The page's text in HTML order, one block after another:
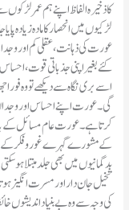
کا ذخیرہ الفاظ اپنے ہم عمر
لڑکیوں میں انحصار کا مادہ زیادہ
عورت کی ذہانت، عقلی کم اور
کئے بغیر اپنی جذباتی قوت،
اسے بری نگاہ سے دیکھے تو وہ
گی۔ عورت اپنے احساس اور
کرتا ہے۔ عورت عام مسائل
کے مشورے گہرے غور و فکر کے
بد گمانیوں میں بھی جلد مبتلا
تخیل جان دار اور مسرت انگیز
کی وجہ سے وہ بے بنیاد اندیشوں